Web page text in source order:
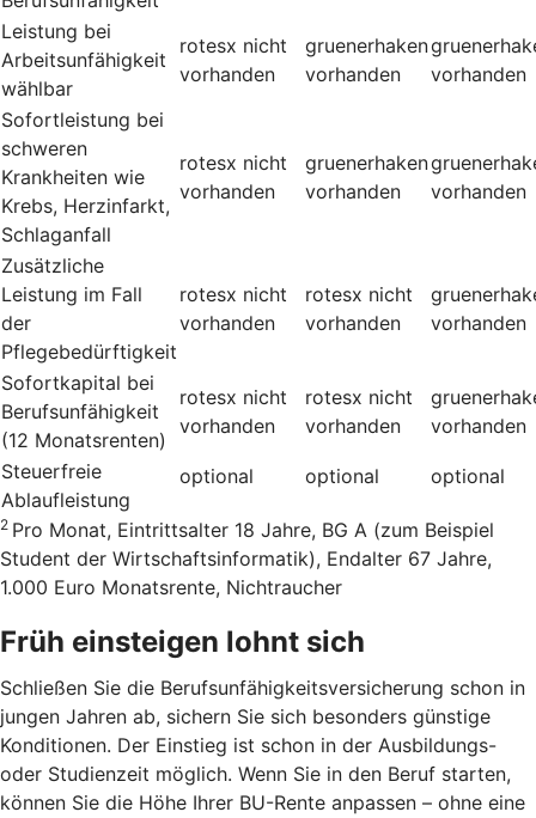
Leistung bei
Arbeitsunfähigkeit
wählbar
rotesx nicht
vorhanden
gruenerhaken
vorhanden
vorhanden
Sofortleistung bei
schweren
Krankheiten wie
Krebs, Herzinfarkt,
Schlaganfall
rotesx nicht
vorhanden
gruenerhaken
vorhanden
vorhanden
Zusätzliche
Leistung im Fall
der
Pflegebedürftigkeit
rotesx nicht
vorhanden
rotesx nicht
vorhanden
vorhanden
Sofortkapital bei
Berufsunfähigkeit
(12 Monatsrenten)
rotesx nicht
vorhanden
rotesx nicht
vorhanden
vorhanden
Steuerfreie
Ablaufleistung
optional optional optional
2 Pro Monat, Eintrittsalter 18 Jahre, BG A (zum Beispiel
Student der Wirtschaftsinformatik), Endalter 67 Jahre,
1.000 Euro Monatsrente, Nichtraucher
Früh einsteigen lohnt sich
Schließen Sie die Berufsunfähigkeitsversicherung schon in
jungen Jahren ab, sichern Sie sich besonders günstige
Konditionen. Der Einstieg ist schon in der Ausbildungs-
oder Studienzeit möglich. Wenn Sie in den Beruf starten,
können Sie die Höhe Ihrer BU-Rente anpassen – ohne eine